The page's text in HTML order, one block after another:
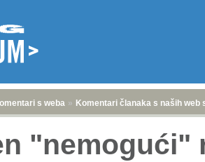
s weba » Komentari članaka s naših web
"nemogući"